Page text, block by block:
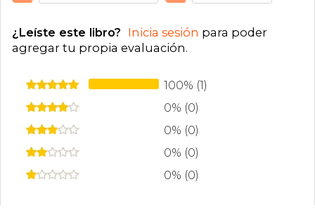
¿Leíste este libro? Inicia sesión para poder
agregar tu propia evaluación.
100% (1)
0% (0)
0% (0)
0% (0)
0% (0)